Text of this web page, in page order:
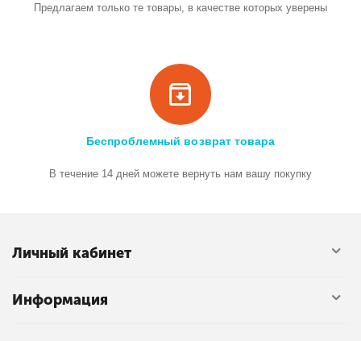
Предлагаем только те товары, в качестве которых уверены
Беспроблемный возврат товара
В течение 14 дней можете вернуть нам вашу покупку
Личный кабинет
Информация